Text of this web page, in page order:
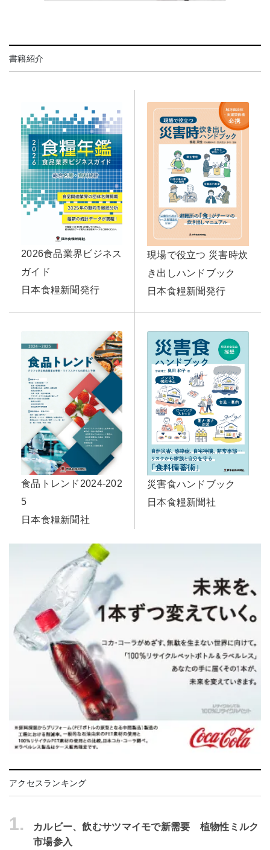
書籍紹介
2026食品業界ビジネス
ガイド
日本食糧新聞発行
現場で役立つ 災害時炊
き出しハンドブック
日本食糧新聞発行
食品トレンド2024-202
5
日本食糧新聞社
災害食ハンドブック
日本食糧新聞社
アクセスランキング
1.
カルビー、飲むサツマイモで新需要 植物性ミルク
市場参入